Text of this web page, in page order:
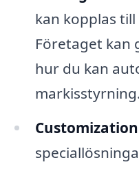
kan kopplas
Företaget kan
hur du kan
markisstyrning.